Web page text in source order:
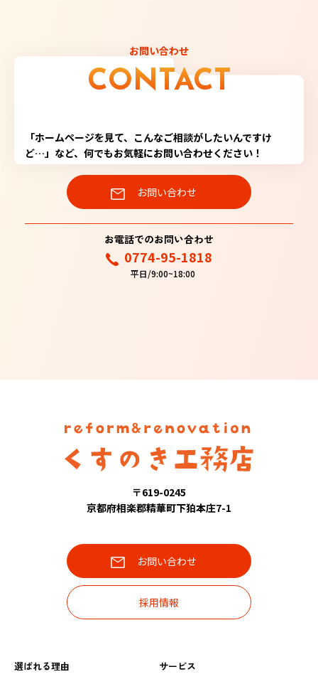
お問い合わせ
CONTACT
「ホームページを見て、こんなご相談がしたいんですけ
ど…」など、何でもお気軽にお問い合わせください！
お問い合わせ
お電話でのお問い合わせ
0774-95-1818
平日/9:00~18:00
〒619-0245
京都府相楽郡精華町下狛本庄7-1
お問い合わせ
採用情報
選ばれる理由 サービス